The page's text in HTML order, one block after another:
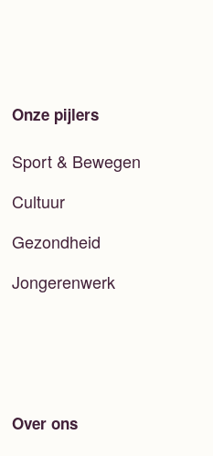
Onze pijlers
Sport & Bewegen
Cultuur
Gezondheid
Jongerenwerk
Over ons